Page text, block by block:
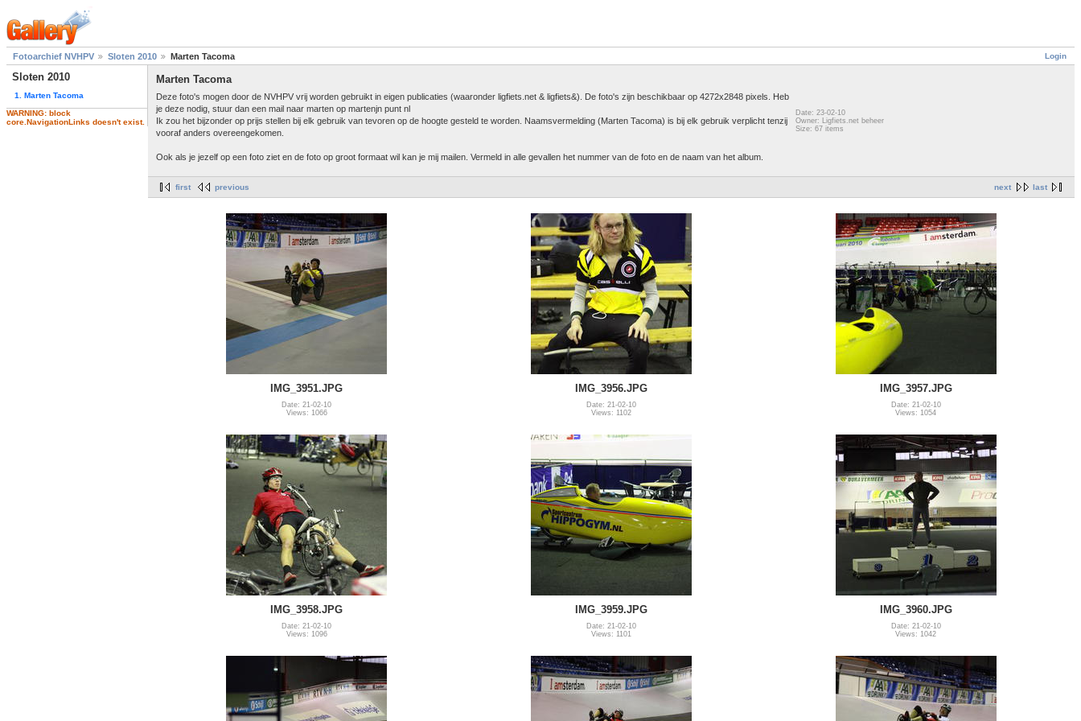
Login
Fotoarchief NVHPV Sloten 2010 Marten Tacoma
Sloten 2010
1. Marten Tacoma
WARNING: block
core.NavigationLinks doesn't exist.
Marten Tacoma
Deze foto's mogen door de NVHPV vrij worden gebruikt in eigen publicaties (waaronder ligfiets.net & ligfiets&). De foto's zijn beschikbaar op 4272x2848 pixels. Heb
je deze nodig, stuur dan een mail naar marten op martenjn punt nl
Ik zou het bijzonder op prijs stellen bij elk gebruik van tevoren op de hoogte gesteld te worden. Naamsvermelding (Marten Tacoma) is bij elk gebruik verplicht tenzij
vooraf anders overeengekomen.
Ook als je jezelf op een foto ziet en de foto op groot formaat wil kan je mij mailen. Vermeld in alle gevallen het nummer van de foto en de naam van het album.
Date: 23-02-10
Owner: Ligfiets.net beheer
Size: 67 items
next last
first previous
IMG_3951.JPG
Date: 21-02-10
Views: 1066
IMG_3956.JPG
Date: 21-02-10
Views: 1102
IMG_3957.JPG
Date: 21-02-10
Views: 1054
IMG_3958.JPG
Date: 21-02-10
Views: 1096
IMG_3959.JPG
Date: 21-02-10
Views: 1101
IMG_3960.JPG
Date: 21-02-10
Views: 1042